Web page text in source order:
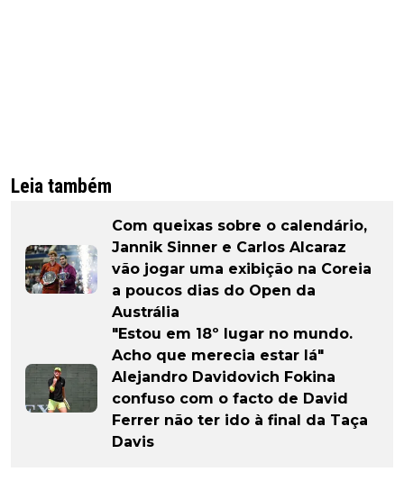
Leia também
Com queixas sobre o calendário,
Jannik Sinner e Carlos Alcaraz
vão jogar uma exibição na Coreia
a poucos dias do Open da
Austrália
"Estou em 18º lugar no mundo.
Acho que merecia estar lá"
Alejandro Davidovich Fokina
confuso com o facto de David
Ferrer não ter ido à final da Taça
Davis